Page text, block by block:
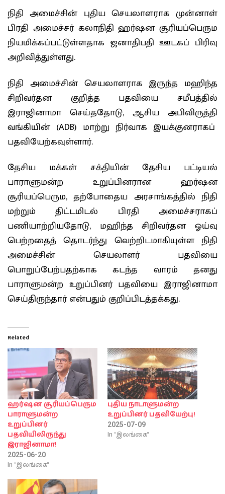
நிதி அமைச்சின் புதிய செயலாளராக முன்னாள்
பிரதி அமைச்சர் கலாநிதி ஹர்ஷன சூரியப்பெரும
நியமிக்கப்பட்டுள்ளதாக ஜனாதிபதி ஊடகப் பிரிவு
அறிவித்துள்ளது.
நிதி அமைச்சின் செயலாளராக இருந்த மஹிந்த
சிறிவர்தன குறித்த பதவியை சமீபத்தில்
இராஜினாமா செய்ததோடு, ஆசிய அபிவிருத்தி
வங்கியின் (ADB) மாற்று நிர்வாக இயக்குனராகப்
பதவியேற்கவுள்ளார்.
தேசிய மக்கள் சக்தியின் தேசிய பட்டியல்
பாராளுமன்ற உறுப்பினரான ஹர்ஷன
சூரியப்பெரும, தற்போதைய அரசாங்கத்தில் நிதி
மற்றும் திட்டமிடல் பிரதி அமைச்சராகப்
பணியாற்றியதோடு, மஹிந்த சிறிவர்தன ஓய்வு
பெற்றதைத் தொடர்ந்து வெற்றிடமாகியுள்ள நிதி
அமைச்சின் செயலாளர் பதவியை
பொறுப்பேற்பதற்காக கடந்த வாரம் தனது
பாராளுமன்ற உறுப்பினர் பதவியை இராஜினாமா
செய்திருந்தார் என்பதும் குறிப்பிடத்தக்கது.
Related
ஹர்ஷன சூரியப்பெரும
பாராளுமன்ற
உறுப்பினர்
பதவியிலிருந்து
இராஜினாமா!
2025-06-20
In "இலங்கை"
புதிய நாடாளுமன்ற
உறுப்பினர் பதவியேற்பு!
2025-07-09
In "இலங்கை"